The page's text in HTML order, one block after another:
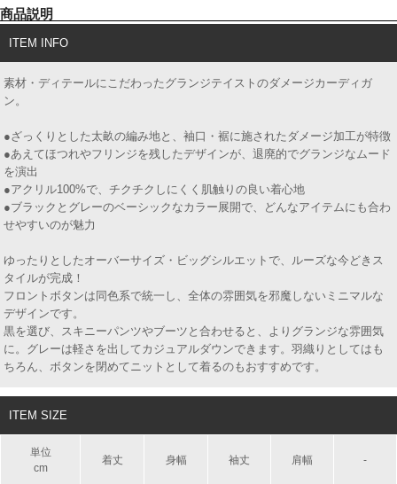
商品説明
ITEM INFO
素材・ディテールにこだわったグランジテイストのダメージカーディガ
ン。
●ざっくりとした太畝の編み地と、袖口・裾に施されたダメージ加工が特徴
●あえてほつれやフリンジを残したデザインが、退廃的でグランジなムード
を演出
●アクリル100%で、チクチクしにくく肌触りの良い着心地
●ブラックとグレーのベーシックなカラー展開で、どんなアイテムにも合わ
せやすいのが魅力
ゆったりとしたオーバーサイズ・ビッグシルエットで、ルーズな今どきス
タイルが完成！
フロントボタンは同色系で統一し、全体の雰囲気を邪魔しないミニマルな
デザインです。
黒を選び、スキニーパンツやブーツと合わせると、よりグランジな雰囲気
に。グレーは軽さを出してカジュアルダウンできます。羽織りとしてはも
ちろん、ボタンを閉めてニットとして着るのもおすすめです。
ITEM SIZE
単位
cm
着丈 身幅 袖丈 肩幅 -